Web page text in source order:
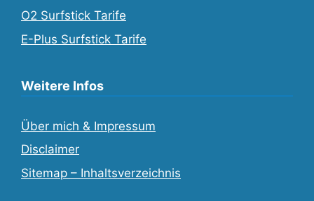
O2 Surfstick Tarife
E-Plus Surfstick Tarife
Weitere Infos
Über mich & Impressum
Disclaimer
Sitemap – Inhaltsverzeichnis